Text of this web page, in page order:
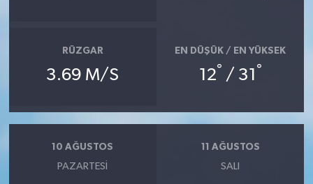
RÜZGAR
3.69 M/S
EN DÜŞÜK / EN YÜKSEK
12° / 31 °
10 AĞUSTOS
PAZARTESI
11 AĞUSTOS
SALI